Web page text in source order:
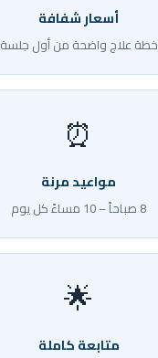
أسعار شفافة
خطة علاج واضحة من أول جلسة
⏰
مواعيد مرنة
8 صباحاً – 10 مساءً كل يوم
🌟
متابعة كاملة